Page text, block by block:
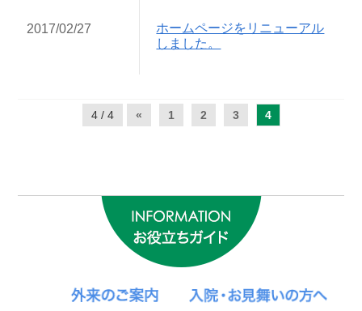
2017/02/27
ホームページをリニューアル
しました。
4 / 4 « 1 2 3 4